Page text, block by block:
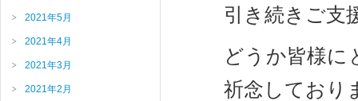
引き続きご支
どうか皆様に
祈念しており
2021年5月
2021年4月
2021年3月
2021年2月